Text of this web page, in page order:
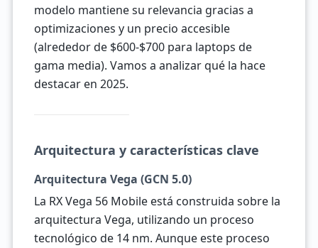
modelo mantiene su relevancia gracias a
optimizaciones y un precio accesible
(alrededor de $600-$700 para laptops de
gama media). Vamos a analizar qué la hace
destacar en 2025.
Arquitectura y características clave
Arquitectura Vega (GCN 5.0)
La RX Vega 56 Mobile está construida sobre la
arquitectura Vega, utilizando un proceso
tecnológico de 14 nm. Aunque este proceso